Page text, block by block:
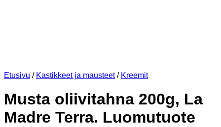
Etusivu / Kastikkeet ja mausteet / Kreemit
Musta oliivitahna 200g, La
Madre Terra. Luomutuote